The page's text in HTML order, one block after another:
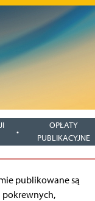
OPŁATY
PUBLIKACYJNE
publikowane są
pokrewnych,